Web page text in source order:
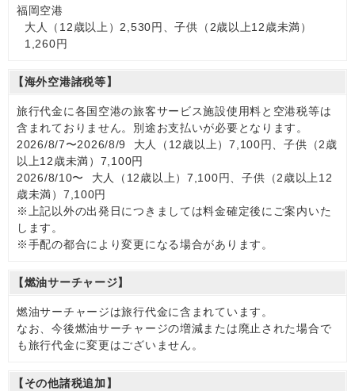
福岡空港
大人（12歳以上）2,530円、子供（2歳以上12歳未満）
1,260円
【海外空港諸税等】
旅行代金に各国空港の旅客サービス施設使用料と空港税等は
含まれておりません。別途お支払いが必要となります。
2026/8/7〜2026/8/9 大人（12歳以上）7,100円、子供（2歳
以上12歳未満）7,100円
2026/8/10〜 大人（12歳以上）7,100円、子供（2歳以上12
歳未満）7,100円
※上記以外の出発日につきましては料金確定後にご案内いた
します。
※手配の都合により変更になる場合があります。
【燃油サーチャージ】
燃油サーチャージは旅行代金に含まれています。
なお、今後燃油サーチャージの増減または廃止された場合で
も旅行代金に変更はございません。
【その他諸税追加】